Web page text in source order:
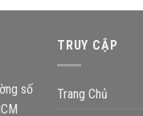
số
TRUY CẬP
Trang Chủ